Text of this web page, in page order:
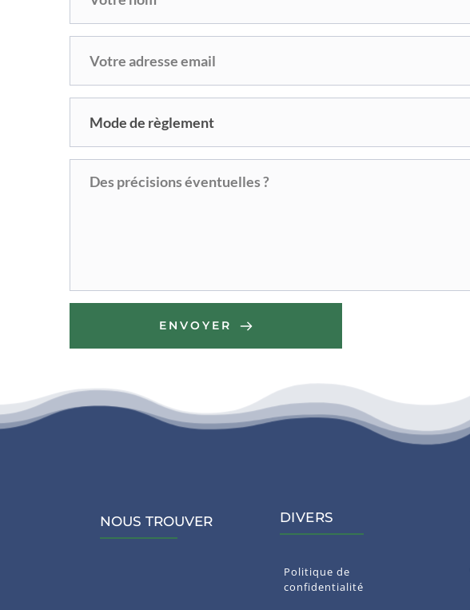
Mode de règlement
ENVOYER
NOUS TROUVER DIVERS
Politique de
confidentialité